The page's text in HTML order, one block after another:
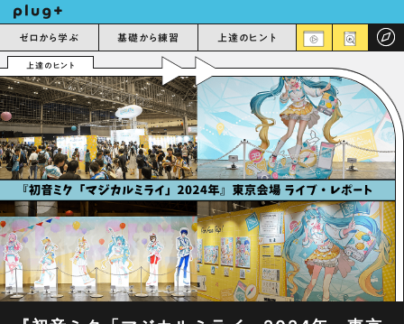
ゼロから学ぶ 基礎から練習 上達のヒント
上達のヒント